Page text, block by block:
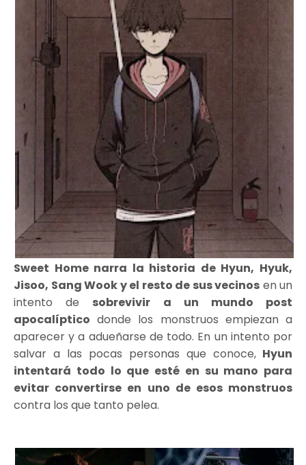
Sweet Home narra la historia de Hyun, Hyuk,
Jisoo, Sang Wook y el resto de sus vecinos en un
intento de sobrevivir a un mundo post
apocalíptico donde los monstruos empiezan a
aparecer y a adueñarse de todo. En un intento por
salvar a las pocas personas que conoce, Hyun
intentará todo lo que esté en su mano para
evitar convertirse en uno de esos monstruos
contra los que tanto pelea.